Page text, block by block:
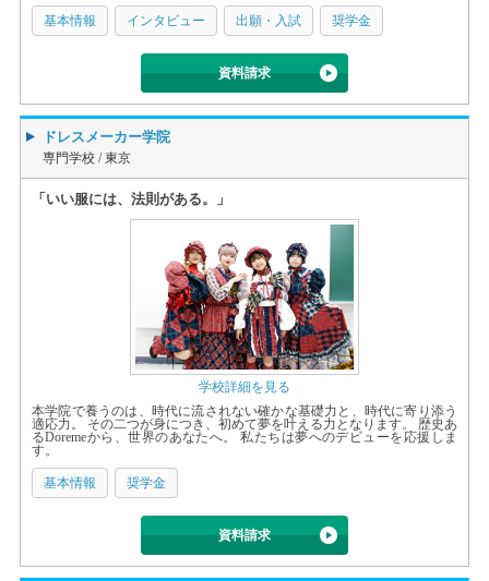
基本情報 インタビュー 出願・入試 奨学金
資料請求
ドレスメーカー学院
専門学校 /東京
「いい服には、法則がある。」
学校詳細を見る
本学院で養うのは、時代に流されない確かな基礎力と、時代に寄り添う
適応力。 その二つが身につき、初めて夢を叶える力となります。 歴史あ
るDoremeから、世界のあなたへ。 私たちは夢へのデビューを応援しま
す。
基本情報 奨学金
資料請求